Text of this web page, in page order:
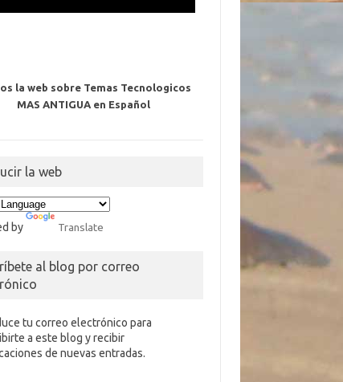
la web sobre Temas Tecnologicos
MAS ANTIGUA en Español
la web
by Translate
al blog por correo
tu correo electrónico para
a este blog y recibir
de nuevas entradas.